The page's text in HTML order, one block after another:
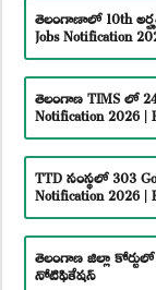
తెలంగాణాలో 10th
Jobs Notification
తెలంగాణ TIMS లో
Notification 2026 |
TTD సంస్థలో 303
Notification 2026 |
తెలంగాణ జిల్లా కోర్టులో
నోటిఫికేషన్